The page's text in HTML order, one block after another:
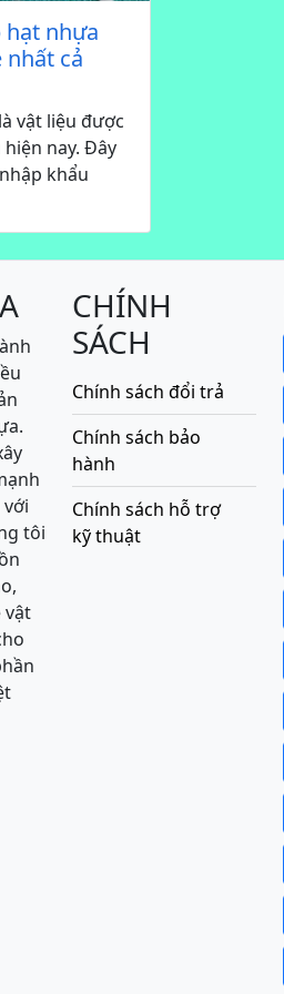
hạt nhựa
nhất cả
vật liệu được
nay. Đây
khẩu
tôi
vật
CHÍNH
SÁCH
Chính sách đổi trả
Chính sách bảo
hành
Chính sách hỗ trợ
kỹ thuật